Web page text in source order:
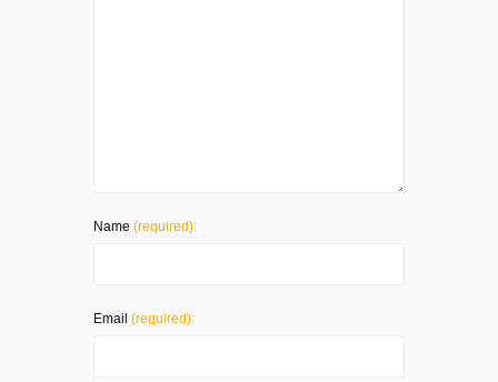
Name (required):
Email (required):